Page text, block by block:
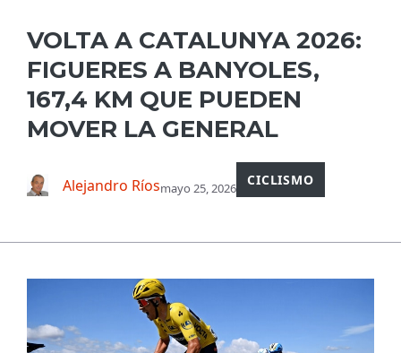
VOLTA A CATALUNYA 2026:
FIGUERES A BANYOLES,
167,4 KM QUE PUEDEN
MOVER LA GENERAL
Alejandro Ríosmayo 25, 2026 CICLISMO